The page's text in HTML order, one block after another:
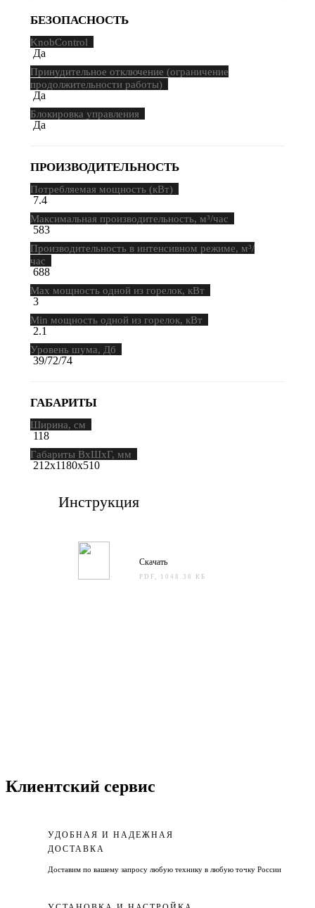
БЕЗОПАСНОСТЬ
KnobControl
Да
Принудительное отключение (ограничение
продолжительности работы)
Да
Блокировка управления
Да
ПРОИЗВОДИТЕЛЬНОСТЬ
Потребляемая мощность (кВт)
7.4
Максимальная производительность, м³/час
583
Производительность в интенсивном режиме, м³/
час
688
Maх мощность одной из горелок, кВт
3
Min мощность одной из горелок, кВт
2.1
Уровень шума, Дб
39/72/74
ГАБАРИТЫ
Ширина, см
118
Габариты ВхШхГ, мм
212х1180х510
Инструкция
Скачать
PDF, 1048.38 КБ
Клиентский сервис
УДОБНАЯ И НАДЕЖНАЯ
ДОСТАВКА
Доставим по вашему запросу любую технику в любую точку России